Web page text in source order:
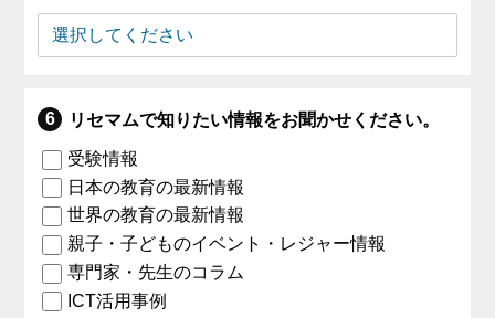
リセマムで知りたい情報をお聞かせください。
受験情報
日本の教育の最新情報
世界の教育の最新情報
親子・子どものイベント・レジャー情報
専門家・先生のコラム
ICT活用事例